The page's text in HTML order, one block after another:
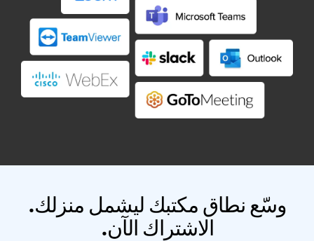
وسّع نطاق مكتبك ليشمل منزلك.
الاشتراك الآن.